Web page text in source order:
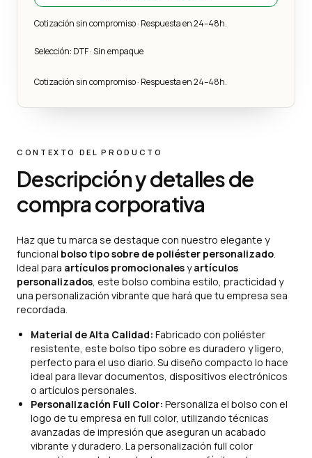
Cotización sin compromiso · Respuesta en 24–48h.
Selección: DTF · Sin empaque
Cotización sin compromiso · Respuesta en 24–48h.
CONTEXTO DEL PRODUCTO
Descripción y detalles de
compra corporativa
Haz que tu marca se destaque con nuestro elegante y
funcional bolso tipo sobre de poliéster personalizado
Ideal para artículos promocionalesyartículos
personalizados , este bolso combina estilo, practicidad y
una personalización vibrante que hará que tu empresa sea
recordada.
Material de Alta Calidad: Fabricado con poliéster
resistente, este bolso tipo sobre es duradero y ligero,
perfecto para el uso diario. Su diseño compacto lo hace
ideal para llevar documentos, dispositivos electrónicos
o artículos personales.
Personalización Full Color: Personaliza el bolso con el
logo de tu empresa en full color, utilizando técnicas
avanzadas de impresión que aseguran un acabado
vibrante y duradero. La personalización full color